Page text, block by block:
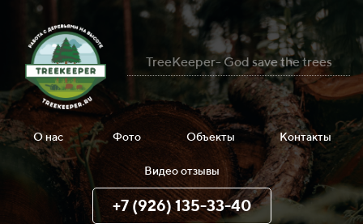
TreeKeeper- God save the trees
О нас Фото Объекты Контакты
Видео отзывы
+7 (926) 135-33-40